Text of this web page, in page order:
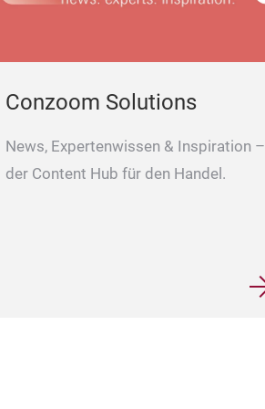
Conzoom Solutions
News, Expertenwissen & Inspiration –
der Content Hub für den Handel.